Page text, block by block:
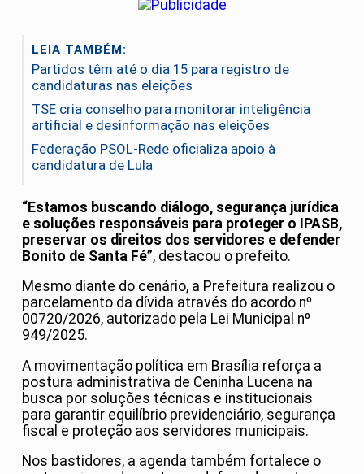
LEIA TAMBÉM:
Partidos têm até o dia 15 para registro de
candidaturas nas eleições
TSE cria conselho para monitorar inteligência
artificial e desinformação nas eleições
Federação PSOL-Rede oficializa apoio à
candidatura de Lula
“Estamos buscando diálogo, segurança jurídica
e soluções responsáveis para proteger o IPASB,
preservar os direitos dos servidores e defender
Bonito de Santa Fé”, destacou o prefeito.
Mesmo diante do cenário, a Prefeitura realizou o
parcelamento da dívida através do acordo nº
00720/2026, autorizado pela Lei Municipal nº
949/2025.
A movimentação política em Brasília reforça a
postura administrativa de Ceninha Lucena na
busca por soluções técnicas e institucionais
para garantir equilíbrio previdenciário, segurança
fiscal e proteção aos servidores municipais.
Nos bastidores, a agenda também fortalece o